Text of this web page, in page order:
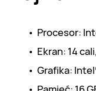
Procesor:
Ekran: 14
Grafika: